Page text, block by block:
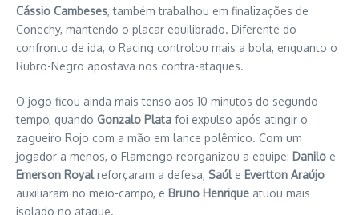
Cássio Cambeses, também trabalhou em finalizações de
Conechy, mantendo o placar equilibrado. Diferente do
confronto de ida, o Racing controlou mais a bola, enquanto o
Rubro-Negro apostava nos contra-ataques.
O jogo ficou ainda mais tenso aos 10 minutos do segundo
tempo, quando Gonzalo Plata foi expulso após atingir o
zagueiro Rojo com a mão em lance polêmico. Com um
jogador a menos, o Flamengo reorganizou a equipe: Danilo e
Emerson Royalreforçaram a defesa, Saúle Evertton Araújo
auxiliaram no meio-campo, e Bruno Henrique atuou mais
isolado no ataque.